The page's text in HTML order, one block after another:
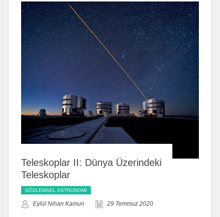
Teleskoplar II: Dünya Üzerindeki
Teleskoplar
GÖZLEMSEL ASTRONOMI
Eylül Nihan Kamun 29 Temmuz 2020